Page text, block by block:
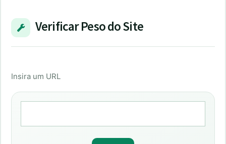
Verificar Peso do Site
Insira um URL